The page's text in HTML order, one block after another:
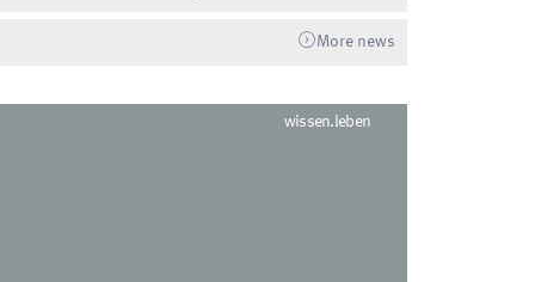
More news
wissen.leben